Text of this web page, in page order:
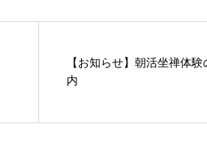
【お知らせ】朝活坐禅体験
内